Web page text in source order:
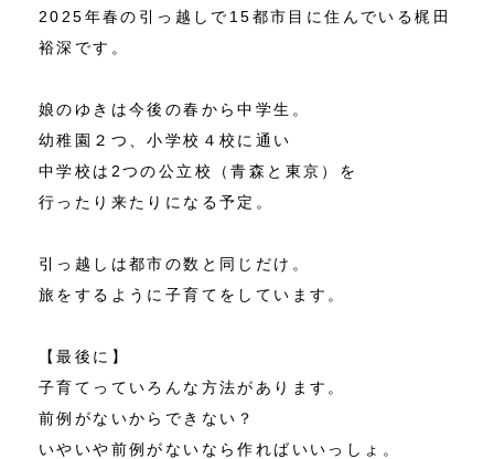
2025年春の引っ越しで15都市目に住んでいる梶田
裕深です。
娘のゆきは今後の春から中学生。
幼稚園２つ、小学校４校に通い
中学校は2つの公立校（青森と東京）を
行ったり来たりになる予定。
引っ越しは都市の数と同じだけ。
旅をするように子育てをしています。
【最後に】
子育てっていろんな方法があります。
前例がないからできない？
いやいや前例がないなら作ればいいっしょ。